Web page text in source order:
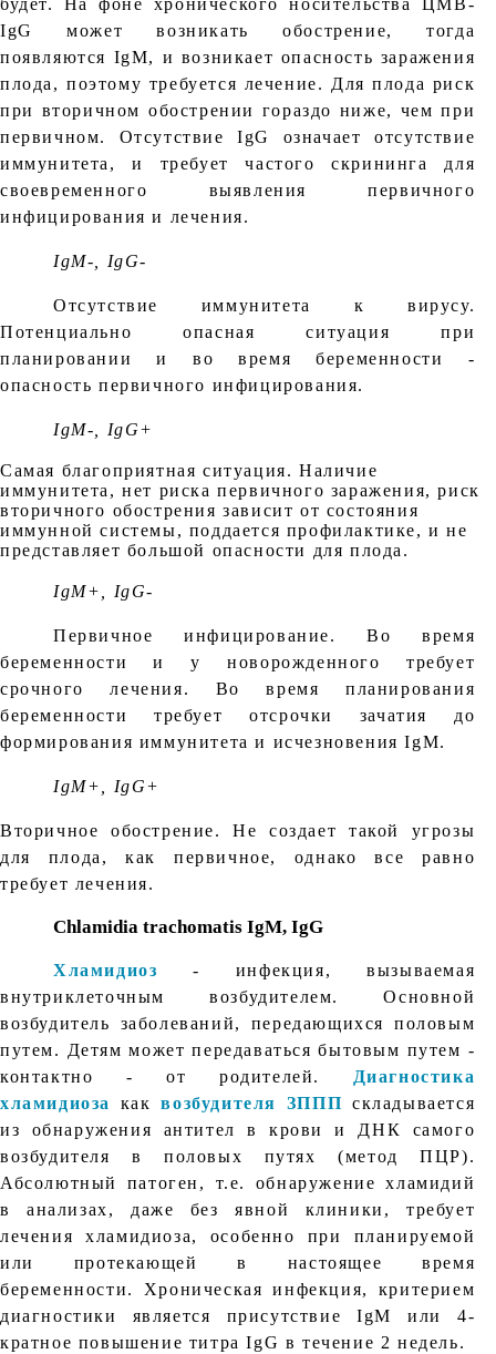
IgG может возникать обострение, тогда
появляются IgM, и возникает опасность заражения
плода, поэтому требуется лечение. Для плода риск
при вторичном обострении гораздо ниже, чем при
первичном. Отсутствие IgG означает отсутствие
иммунитета, и требует частого скрининга для
своевременного выявления первичного
инфицирования и лечения.
IgM-, IgG-
Отсутствие иммунитета к вирусу.
Потенциально опасная ситуация при
планировании и во время беременности -
опасность первичного инфицирования.
IgM-, IgG+
Самая благоприятная ситуация. Наличие
иммунитета, нет риска первичного заражения, риск
вторичного обострения зависит от состояния
иммунной системы, поддается профилактике, и не
представляет большой опасности для плода.
IgM+, IgG-
Первичное инфицирование. Во время
беременности и у новорожденного требует
срочного лечения. Во время планирования
беременности требует отсрочки зачатия до
формирования иммунитета и исчезновения IgM.
IgM+, IgG+
Вторичное обострение. Не создает такой угрозы
для плода, как первичное, однако все равно
требует лечения.
Chlamidia trachomatis IgM, IgG
Хламидиоз - инфекция, вызываемая
внутриклеточным возбудителем. Основной
возбудитель заболеваний, передающихся половым
путем. Детям может передаваться бытовым путем -
контактно - от родителей.
Диагностика
хламидиоза
каквозбудителя ЗППП складывается
из обнаружения антител в крови и ДНК самого
возбудителя в половых путях (метод ПЦР).
Абсолютный патоген, т.е. обнаружение хламидий
в анализах, даже без явной клиники, требует
лечения хламидиоза, особенно при планируемой
или протекающей в настоящее время
беременности. Хроническая инфекция, критерием
диагностики является присутствие IgM или 4-
кратное повышение титра IgG в течение 2 недель.